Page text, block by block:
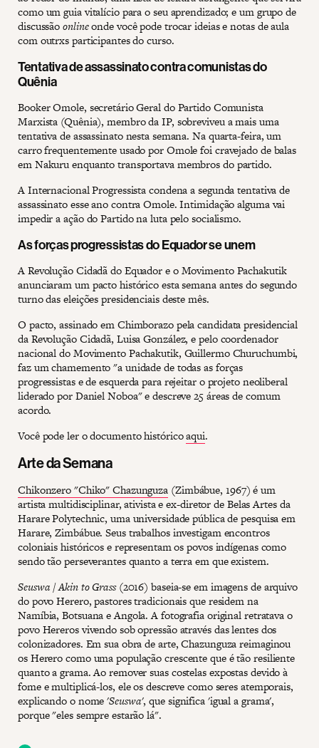
como um guia vitalício para o seu aprendizado; e um grupo de
discussãoonlineonde você pode trocar ideias e notas de aula
com outrxs participantes do curso.
Tentativa de assassinato contra comunistas do
Quênia
Booker Omole, secretário Geral do Partido Comunista
Marxista (Quênia), membro da IP, sobreviveu a mais uma
tentativa de assassinato nesta semana. Na quarta-feira, um
carro frequentemente usado por Omole foi cravejado de balas
em Nakuru enquanto transportava membros do partido.
A Internacional Progressista condena a segunda tentativa de
assassinato esse ano contra Omole. Intimidação alguma vai
impedir a ação do Partido na luta pelo socialismo.
As forças progressistas do Equador se unem
A Revolução Cidadã do Equador e o Movimento Pachakutik
anunciaram um pacto histórico esta semana antes do segundo
turno das eleições presidenciais deste mês.
O pacto, assinado em Chimborazo pela candidata presidencial
da Revolução Cidadã, Luisa González, e pelo coordenador
nacional do Movimento Pachakutik, Guillermo Churuchumbi,
faz um chamemento "a unidade de todas as forças
progressistas e de esquerda para rejeitar o projeto neoliberal
liderado por Daniel Noboa" e descreve 25 áreas de comum
acordo.
Você pode ler o documento históricoaqui.
Arte da Semana
Chikonzero "Chiko" Chazunguza (Zimbábue, 1967) é um
artista multidisciplinar, ativista e ex-diretor de Belas Artes da
Harare Polytechnic, uma universidade pública de pesquisa em
Harare, Zimbábue. Seus trabalhos investigam encontros
coloniais históricos e representam os povos indígenas como
sendo tão perseverantes quanto a terra em que existem.
Seuswa / Akin to Grass(2016) baseia-se em imagens de arquivo
do povo Herero, pastores tradicionais que residem na
Namíbia, Botsuana e Angola. A fotografia original retratava o
povo Hereros vivendo sob opressão através das lentes dos
colonizadores. Em sua obra de arte, Chazunguza reimaginou
os Herero como uma população crescente que é tão resiliente
quanto a grama. Ao remover suas costelas expostas devido à
fome e multiplicá-los, ele os descreve como seres atemporais,
explicando o nome 'Seuswa', que significa 'igual a grama',
porque "eles sempre estarão lá".